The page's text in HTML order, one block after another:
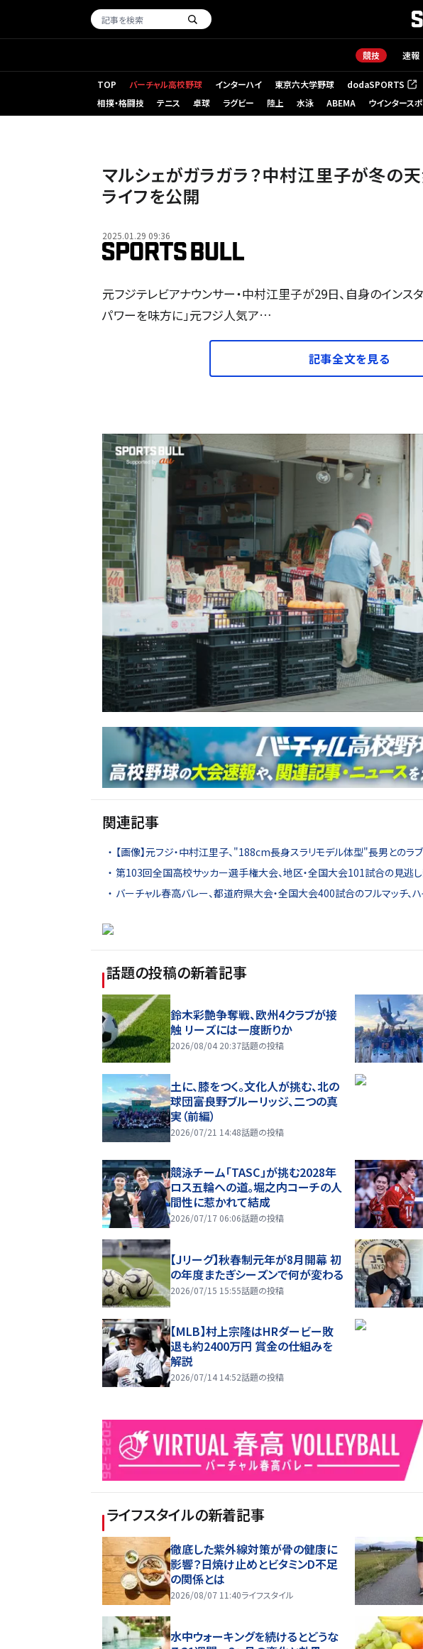
競技 速報
TOP バーチャル高校野球 インターハイ 東京六大学野球 dodaSPORTS
（新しいタブで開く）
相撲・格闘技
テニス 卓球 ラグビー 陸上 水泳 ABEMA ウインタース
マルシェがガラガラ？中村江里子が冬の
ライフを公開
2025.01.29 09:36
元フジテレビアナウンサー・中村江里子が29日、自身のインスタ
パワーを味方に」元フジ人気ア…
記事全文を見る
関連記事
【画像】元フジ・中村江里子、"188cm長身スラリモデル体型"長男とのラブ
第103回全国高校サッカー選手権大会、地区・全国大会101試合の見逃し
バーチャル春高バレー、都道府県大会・全国大会400試合のフルマッチ、ハ
話題の投稿の新着記事
鈴木彩艶争奪戦、欧州4クラブが接
触 リーズには一度断りか
2026/08/04 20:37話題の投稿
土に、膝をつく。文化人が挑む、北の
球団――富良野ブルーリッジ、二つの真
実（前編）
2026/07/21 14:48話題の投稿
競泳チーム「TASC」が挑む2028年
ロス五輪への道。堀之内コーチの人
間性に惹かれて結成
2026/07/17 06:06話題の投稿
【Jリーグ】秋春制元年が8月開幕 初
の年度またぎシーズンで何が変わる
2026/07/15 15:55話題の投稿
【MLB】村上宗隆はHRダービー敗
退も約2400万円 賞金の仕組みを
解説
2026/07/14 14:52話題の投稿
ライフスタイルの新着記事
徹底した紫外線対策が骨の健康に
影響？日焼け止めとビタミンD不足
の関係とは
2026/08/07 11:40ライフスタイル
水中ウォーキングを続けるとどうな